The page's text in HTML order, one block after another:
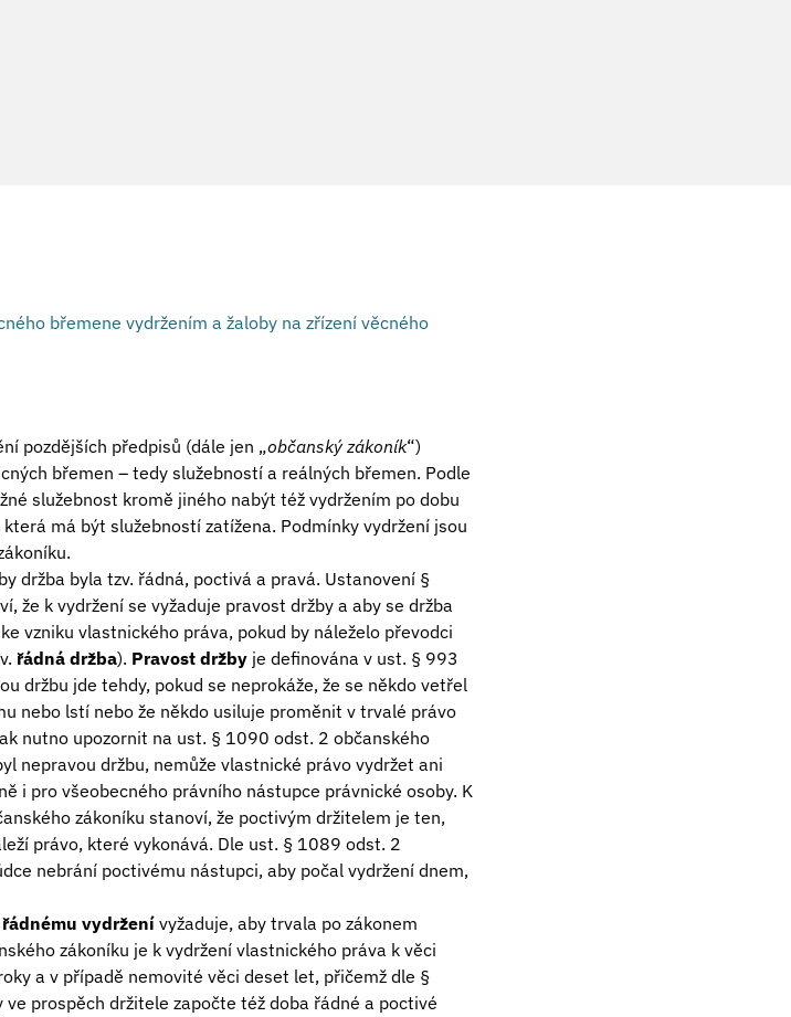
břemene vydržením a žaloby na zřízení věcného
pozdějších předpisů (dále jen „občanský zákoník“)
břemen – tedy služebností a reálných břemen. Podle
služebnost kromě jiného nabýt též vydržením po dobu
má být služebností zatížena. Podmínky vydržení jsou
držba byla tzv. řádná, poctivá a pravá. Ustanovení §
že k vydržení se vyžaduje pravost držby a aby se držba
vzniku vlastnického práva, pokud by náleželo převodci
řádná držba). Pravost držby je definována v ust. § 993
držbu jde tehdy, pokud se neprokáže, že se někdo vetřel
nebo lstí nebo že někdo usiluje proměnit v trvalé právo
nutno upozornit na ust. § 1090 odst. 2 občanského
nepravou držbu, nemůže vlastnické právo vydržet ani
i pro všeobecného právního nástupce právnické osoby. K
zákoníku stanoví, že poctivým držitelem je ten,
právo, které vykonává. Dle ust. § 1089 odst. 2
nebrání poctivému nástupci, aby počal vydržení dnem,
řádnému vydržení vyžaduje, aby trvala po zákonem
zákoníku je k vydržení vlastnického práva k věci
a v případě nemovité věci deset let, přičemž dle §
prospěch držitele započte též doba řádné a poctivé